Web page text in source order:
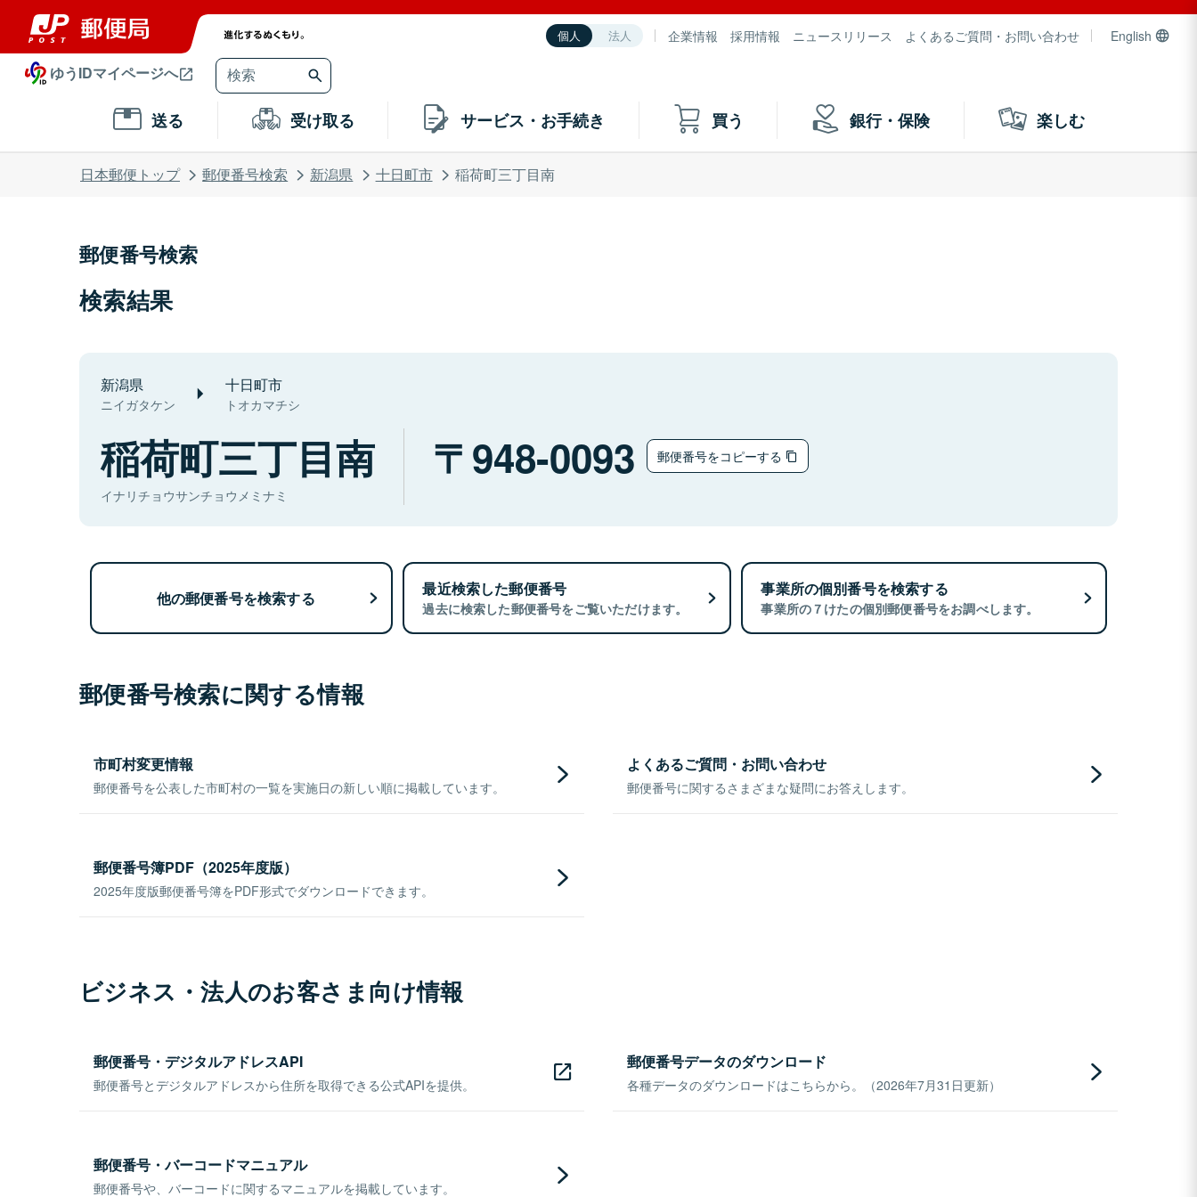
個人 法人 企業情報 採用情報 ニュースリリース よくあるご質問・お問い合わせ English
ゆうIDマイページへ
送る 受け取る サービス・お手続き 買う 銀行・保険 楽しむ
日本郵便トップ 郵便番号検索 新潟県 十日町市 稲荷町三丁目南
郵便番号検索
検索結果
新潟県
ニイガタケン
十日町市
トオカマチシ
稲荷町三丁目南
イナリチョウサンチョウメミナミ
948-0093 郵便番号をコピーする
他の郵便番号を検索する 最近検索した郵便番号
過去に検索した郵便番号をご覧いただけます。
事業所の個別番号を検索する
事業所の７けたの個別郵便番号をお調べします。
郵便番号検索に関する情報
市町村変更情報
郵便番号を公表した市町村の一覧を実施日の新しい順に掲載しています。
よくあるご質問・お問い合わせ
郵便番号に関するさまざまな疑問にお答えします。
郵便番号簿PDF（2025年度版）
2025年度版郵便番号簿をPDF形式でダウンロードできます。
ビジネス・法人のお客さま向け情報
郵便番号・デジタルアドレスAPI
郵便番号とデジタルアドレスから住所を取得できる公式APIを提供。
郵便番号データのダウンロード
各種データのダウンロードはこちらから。（2026年7月31日更新）
郵便番号・バーコードマニュアル
郵便番号や、バーコードに関するマニュアルを掲載しています。